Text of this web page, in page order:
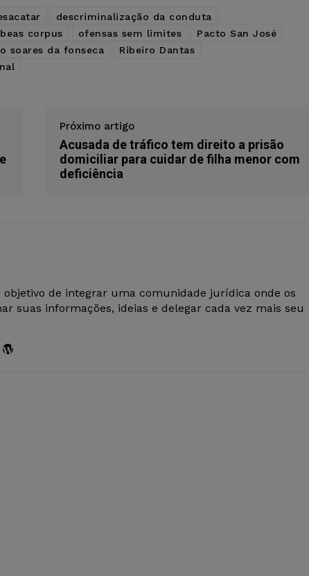
descriminalização da conduta
corpus ofensas sem limites
Pacto San José
soares da fonseca
Ribeiro Dantas
Próximo artigo
Acusada de tráfico tem direito a prisão
domiciliar para cuidar de filha menor com
deficiência
de integrar uma comunidade jurídica onde os
suas informações, ideias e delegar cada vez mais seu